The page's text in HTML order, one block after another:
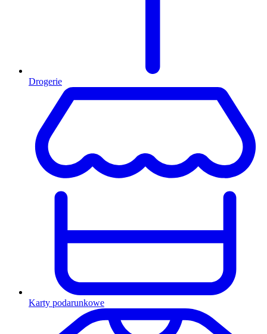
Drogerie
Karty podarunkowe